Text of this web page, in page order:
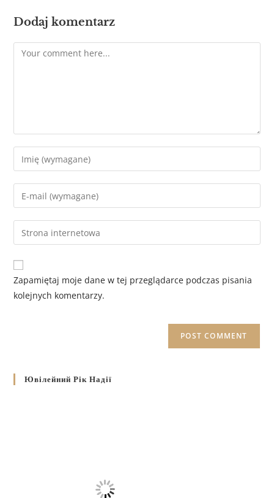
Dodaj komentarz
Zapamiętaj moje dane w tej przeglądarce podczas pisania
kolejnych komentarzy.
Ювілейний Рік Надії